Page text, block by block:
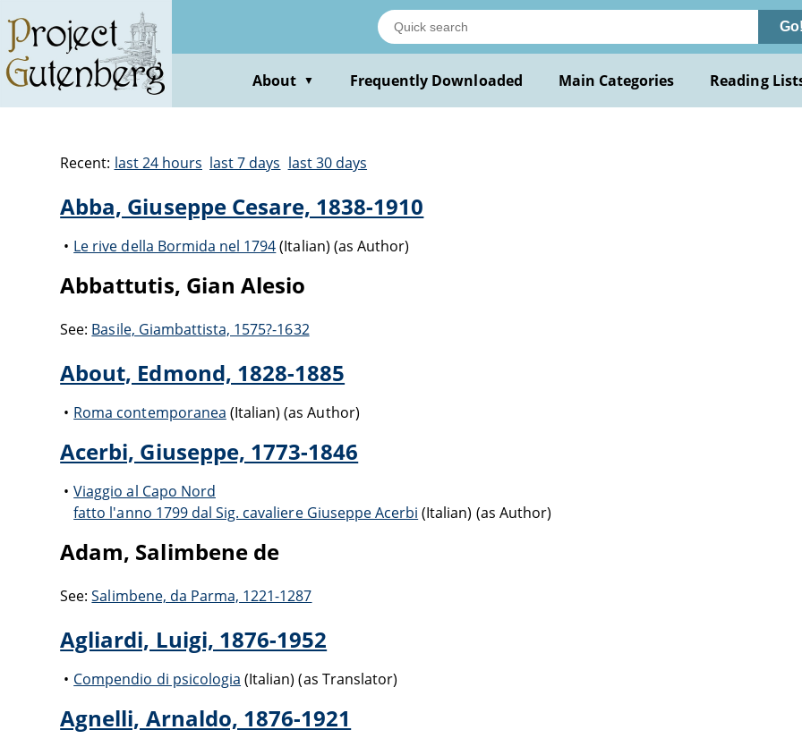
About ▼ Frequently Downloaded Main Categories Reading
Recent: last 24 hours last 7 days last 30 days
Abba, Giuseppe Cesare, 1838-1910
Le rive della Bormida nel 1794(Italian) (as Author)
Abbattutis, Gian Alesio
See: Basile, Giambattista, 1575?-1632
About, Edmond, 1828-1885
Roma contemporanea (Italian) (as Author)
Acerbi, Giuseppe, 1773-1846
Viaggio al Capo Nord
fatto l'anno 1799 dal Sig. cavaliere Giuseppe Acerbi (Italian) (as Author)
Adam, Salimbene de
See:Salimbene, da Parma, 1221-1287
Agliardi, Luigi, 1876-1952
Compendio di psicologia (Italian) (as Translator)
Agnelli, Arnaldo, 1876-1921